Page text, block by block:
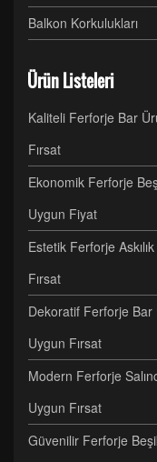
Balkon Korkulukları
Ürün Listeleri
Kaliteli Ferforje Bar
Fırsat
Ekonomik Ferforje
Uygun Fiyat
Estetik Ferforje
Fırsat
Dekoratif Ferforje Bar
Uygun Fırsat
Modern Ferforje
Uygun Fırsat
Güvenilir Ferforje